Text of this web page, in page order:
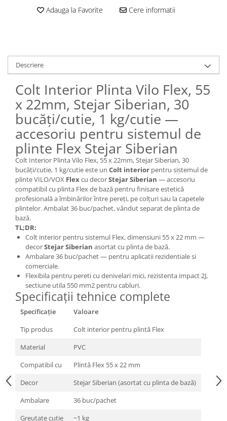
Adauga la Favorite Cere informatii
Descriere
Colt Interior Plinta Vilo Flex, 55
x 22mm, Stejar Siberian, 30
bucăți/cutie, 1 kg/cutie —
accesoriu pentru sistemul de
plinte Flex Stejar Siberian
Colt Interior Plinta Vilo Flex, 55 x 22mm, Stejar Siberian, 30
bucăți/cutie, 1 kg/cutie este un Colt interior pentru sistemul de
plinte VILO/VOX Flexcu decorStejar Siberian — accesoriu
compatibil cu plinta Flex de bază pentru finisare estetică
profesională a îmbinărilor între pereți, pe colțuri sau la capetele
plintelor. Ambalat 36 buc/pachet, vândut separat de plinta de
bază.
TL;DR:
Colt interior pentru sistemul Flex, dimensiuni 55 x 22 mm —
decorStejar Siberian asortat cu plinta de bază.
Ambalare 36 buc/pachet — pentru aplicatii rezidentiale si
comerciale.
Flexibila pentru pereti cu denivelari mici, rezistenta impact 2J,
sectiune utila 550 mm2 pentru cabluri.
Specificații tehnice complete
Specificație
Valoare
Tip produs
Colt interior pentru plintă Flex
Material
PVC
Compatibil cu
Plintă Flex 55 x 22 mm
Decor
Stejar Siberian (asortat cu plinta de bază)
Ambalare
36 buc/pachet
Greutate cutie
~1 kg